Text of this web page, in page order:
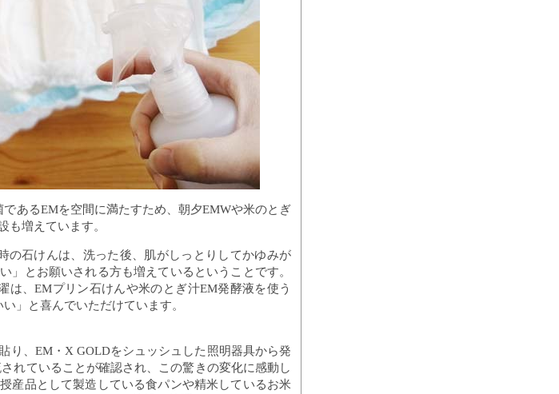
あるEMを空間に満たすため、朝夕EMWや米のとぎ
も増えています。
の石けんは、洗った後、肌がしっとりしてかゆみが
」とお願いされる方も増えているということです。
は、EMプリン石けんや米のとぎ汁EM発酵液を使う
」と喜んでいただけています。
り、EM・X GOLDをシュッシュした照明器具から発
れていることが確認され、この驚きの変化に感動し
産品として製造している食パンや精米しているお米